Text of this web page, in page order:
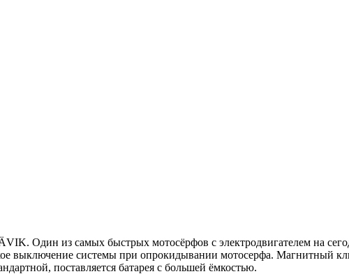
Один из самых быстрых мотосёрфов с электродвигателем на
выключение системы при опрокидывании мотосерфа. Магнитный
поставляется батарея с большей ёмкостью.